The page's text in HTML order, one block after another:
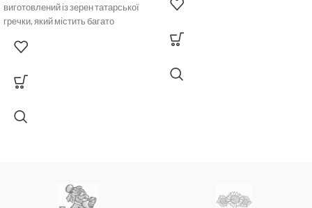
виготовлений із зерен татарської
гречки, який містить багато